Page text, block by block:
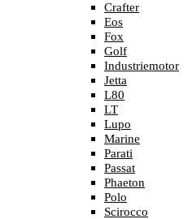
Crafter
Eos
Fox
Golf
Industriemotor
Jetta
L80
LT
Lupo
Marine
Parati
Passat
Phaeton
Polo
Scirocco